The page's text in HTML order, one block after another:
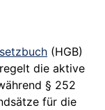
(HGB)
die aktive
§ 252
für die